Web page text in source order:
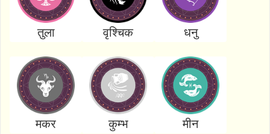
तुला वृश्चिक धनु
मकर कुम्भ मीन